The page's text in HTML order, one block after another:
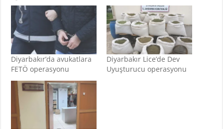
Diyarbakır’da avukatlara
FETÖ operasyonu
Diyarbakır Lice’de Dev
Uyuşturucu operasyonu